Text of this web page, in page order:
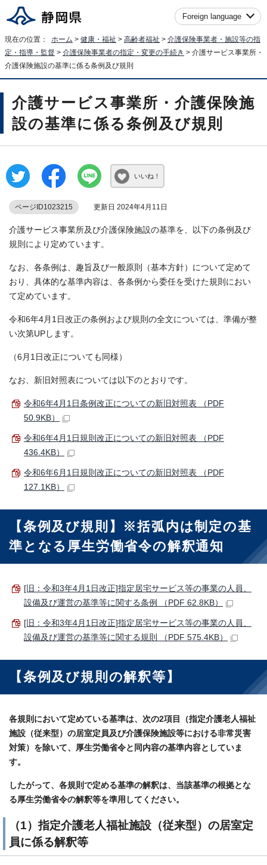
Foreign language
現在の位置： ホーム > 健康・福祉 > 高齢者福祉 > 介護保険事業者・施設等の指
定・指導・監督 > 介護保険事業者の指定・変更の手続き > 介護サービス事業所・
介護保険施設の基準に係る条例及び規則
介護サービス事業所・介護保険施
設の基準に係る条例及び規則
いいね！
ページID1023215 更新日 2024年4月11日
介護サービス事業所及び介護保険施設の基準を、以下の条例及び
規則により定めています。
なお、各条例は、趣旨及び一般原則（基本方針）について定めて
おり、具体的な基準内容は、各条例から委任を受けた規則におい
て定めています。
令和6年4月1日改正の条例および規則の全文については、準備が整
い次第UPします。
（6月1日改正についても同様）
なお、新旧対照表については以下のとおりです。
令和6年4月1日条例改正についての新旧対照表 （PDF
50.9KB）
令和6年4月1日規則改正についての新旧対照表 （PDF
436.4KB）
令和6年6月1日規則改正についての新旧対照表 （PDF
127.1KB）
【条例及び規則】※括弧内は制定の基
準となる厚生労働省令の解釈通知
[旧：令和3年4月1日改正]指定居宅サービス等の事業の人員、
設備及び運営の基準等に関する条例 （PDF 62.8KB）
[旧：令和3年4月1日改正]指定居宅サービス等の事業の人員、
設備及び運営の基準等に関する規則 （PDF 575.4KB）
【条例及び規則の解釈等】
各規則において定めている基準は、次の2項目（指定介護老人福祉
施設（従来型）の居室定員及び介護保険施設等における非常災害
対策）を除いて、厚生労働省令と同内容の基準内容としていま
す。
したがって、各規則で定める基準の解釈は、当該基準の根拠とな
る厚生労働省令の解釈等を準用してください。
（1）指定介護老人福祉施設（従来型）の居室定
員に係る解釈等